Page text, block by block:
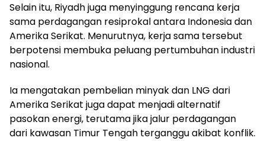
Selain itu, Riyadh juga menyinggung rencana kerja
sama perdagangan resiprokal antara Indonesia dan
Amerika Serikat. Menurutnya, kerja sama tersebut
berpotensi membuka peluang pertumbuhan industri
nasional.
Ia mengatakan pembelian minyak dan LNG dari
Amerika Serikat juga dapat menjadi alternatif
pasokan energi, terutama jika jalur perdagangan
dari kawasan Timur Tengah terganggu akibat konflik.